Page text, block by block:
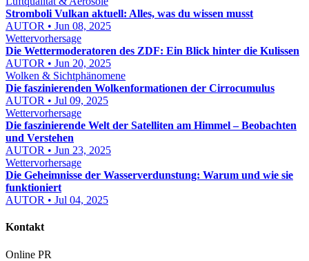
Stromboli Vulkan aktuell: Alles, was du wissen musst
AUTOR • Jun 08, 2025
Wettervorhersage
Die Wettermoderatoren des ZDF: Ein Blick hinter die Kulissen
AUTOR • Jun 20, 2025
Wolken & Sichtphänomene
Die faszinierenden Wolkenformationen der Cirrocumulus
AUTOR • Jul 09, 2025
Wettervorhersage
Die faszinierende Welt der Satelliten am Himmel – Beobachten
und Verstehen
AUTOR • Jun 23, 2025
Wettervorhersage
Die Geheimnisse der Wasserverdunstung: Warum und wie sie
funktioniert
AUTOR • Jul 04, 2025
Kontakt
Online PR